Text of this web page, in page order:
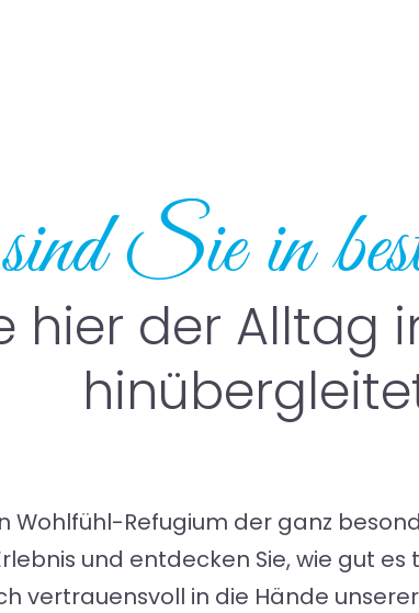
Sie in
hier der Alltag
Wohlfühl-Refugium der ganz
und entdecken Sie, wie gut es
vertrauensvoll in die Hände